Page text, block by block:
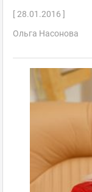
[ 28.01.2016 ]
Ольга Насонова